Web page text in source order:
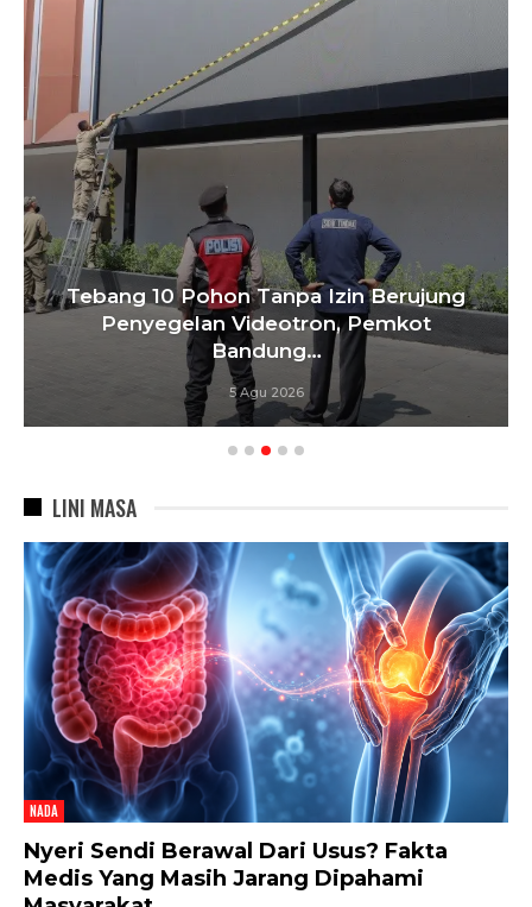
Tebang 10 Pohon Tanpa Izin Berujung
Penyegelan Videotron, Pemkot
Bandung…
5 Agu 2026
LINI MASA
NADA
Nyeri Sendi Berawal Dari Usus? Fakta
Medis Yang Masih Jarang Dipahami